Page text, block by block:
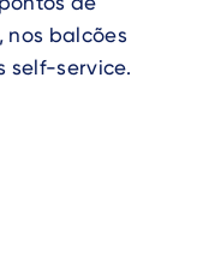
nos balcões
self-service.